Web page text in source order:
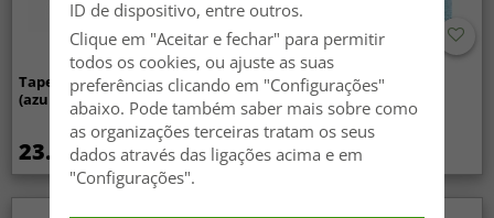
Tapete de retalhos - Vinga
(azul)
23.99 €
Tapete de retalhos - Silje
(azul/turquesa)
24.99 €
ID de dispositivo, entre outros.
Clique em "Aceitar e fechar" para permitir
todos os cookies, ou ajuste as suas
preferências clicando em "Configurações"
abaixo. Pode também saber mais sobre como
as organizações terceiras tratam os seus
dados através das ligações acima e em
"Configurações".